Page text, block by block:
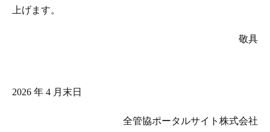
上げます。
敬具
2026 年 4 月末日
全管協ポータルサイト株式会社